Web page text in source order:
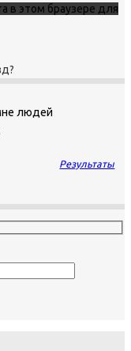
в этом браузере для
людей
Результаты